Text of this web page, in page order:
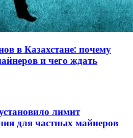
в Казахстане: почему
и чего ждать
лимит
для частных майнеров